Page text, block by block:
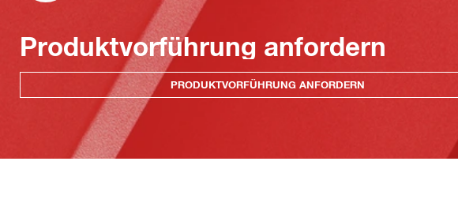
Produktvorführung anfordern
PRODUKTVORFÜHRUNG ANFORDERN